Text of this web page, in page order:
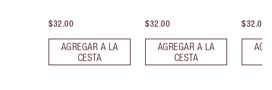
$32.00
AGREGAR A LA
CESTA
$32.00
AGREGAR A LA
CESTA
$32.00